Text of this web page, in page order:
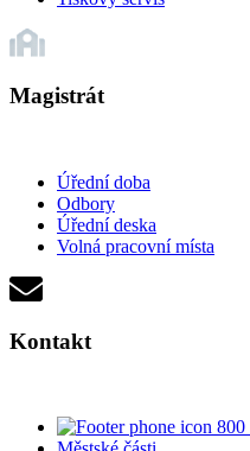
Magistrát
Úřední doba
Odbory
Úřední deska
Volná pracovní místa
Kontakt
800